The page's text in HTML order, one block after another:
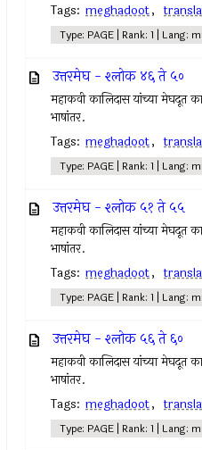
Tags: meghadoot,
Type: PAGE | Rank: 1 | Lang:
उत्तरमेघ - श्लोक ४६ ते ५०
महाकवी कालिदास यांच्या मेघदूत
भाषांतर.
Tags: meghadoot,
Type: PAGE | Rank: 1 | Lang:
उत्तरमेघ - श्लोक ५१ ते ५५
महाकवी कालिदास यांच्या मेघदूत
भाषांतर.
Tags: meghadoot,
Type: PAGE | Rank: 1 | Lang:
उत्तरमेघ - श्लोक ५६ ते ६०
महाकवी कालिदास यांच्या मेघदूत
भाषांतर.
Tags: meghadoot,
Type: PAGE | Rank: 1 | Lang: